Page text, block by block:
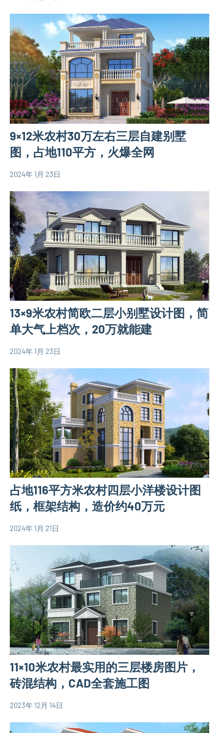
计
图
二
层
别
墅
设
计
图
欧
式
别
设
计
图
平
米
别
墅
设
计
图
120
平
米
别
墅
设
图
二
层
别
墅
设
计
图
欧
式
别
设
计
图
yacool
9×12米农村30万左右三层自建别墅
图，占地110平方，火爆全网
平
米
别
墅
设
计
图
三
层
别
墅
设
计
欧
式
别
墅
设
计
图
2024年 1月 23日
yacool
comment
13×9米农村简欧二层小别墅设计图，简
单大气上档次，20万就能建
平
米
别
墅
设
计
图
二
层
别
墅
设
计
式
墅
设
计
图
2024年 1月 23日
yacool
占地116平方米农村四层小洋楼设计图
纸，框架结构，造价约40万元
平
米
别
墅
设
计
图
120
平
米
别
墅
设
2024年 1月 21日
yacool
11×10米农村最实用的三层楼房图片，
砖混结构，CAD全套施工图
2023年 12月 14日
yacool